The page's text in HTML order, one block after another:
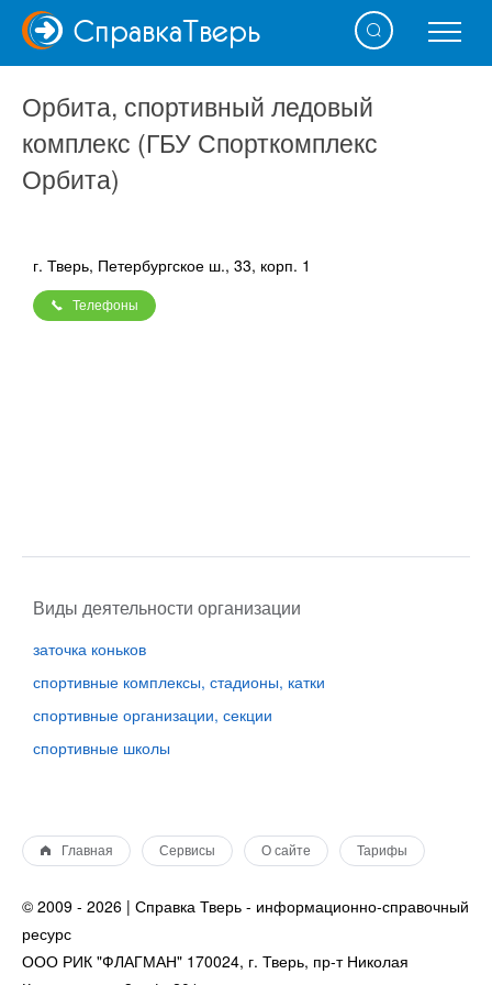
СправкаТверь
Орбита, спортивный ледовый
комплекс (ГБУ Спорткомплекс
Орбита)
г. Тверь, Петербургское ш., 33, корп. 1
Телефоны
Виды деятельности организации
заточка коньков
спортивные комплексы, стадионы, катки
спортивные организации, секции
спортивные школы
Главная Сервисы О сайте Тарифы
© 2009 - 2026 | Справка Тверь - информационно-справочный
ресурс
ООО РИК "ФЛАГМАН" 170024, г. Тверь, пр-т Николая